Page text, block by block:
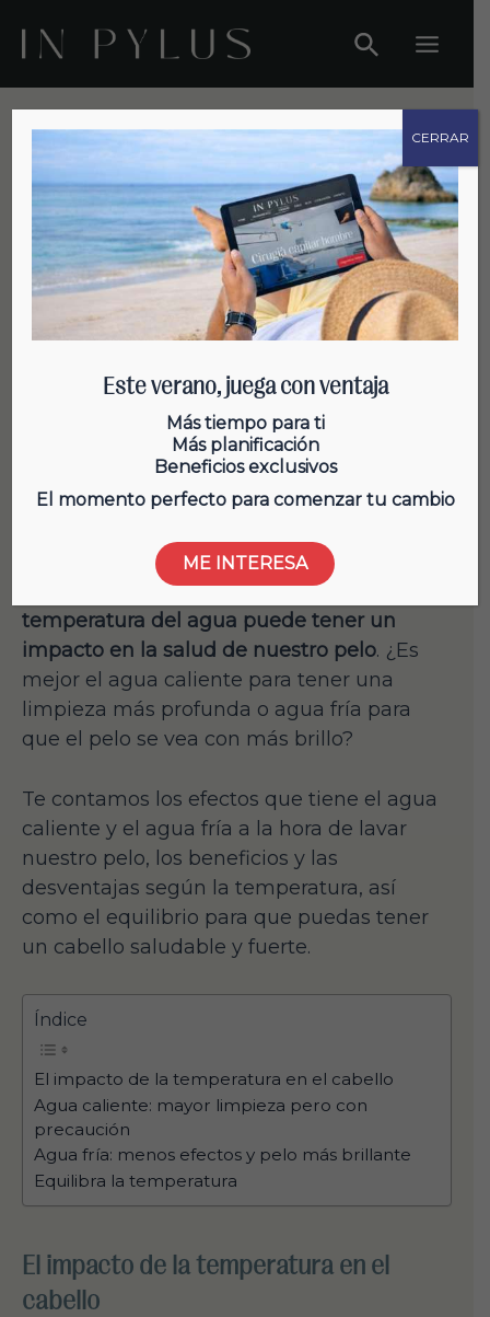
contenido
Menu
Salud Capilar
¿Es mejor lavarse el pelo con
agua caliente o fría?
importante de nuestra rutina de cuidados,
algo tan sencillo como puede parecer la
temperatura del agua puede tener un
impacto en la salud de nuestro pelo. ¿Es
mejor el agua caliente para tener una
limpieza más profunda o agua fría para
que el pelo se vea con más brillo?
Te contamos los efectos que tiene el agua
caliente y el agua fría a la hora de lavar
nuestro pelo, los beneficios y las
desventajas según la temperatura, así
como el equilibrio para que puedas tener
un cabello saludable y fuerte.
Índice
El impacto de la temperatura en el cabello
Agua caliente: mayor limpieza pero con
precaución
Agua fría: menos efectos y pelo más brillante
Equilibra la temperatura
El impacto de la temperatura en el
cabello
Este verano, juega con ventaja
Más tiempo para ti
Más planificación
Beneficios exclusivos
El momento perfecto para comenzar tu cambio
ME INTERESA
CERRAR